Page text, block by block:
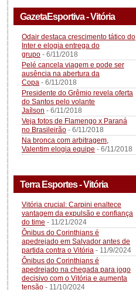
GazetaEsportiva - Vitória
Odair destaca crescimento tático do
Inter e elogia entrega do
grupo - 6/11/2018
Pelé cancela viagem e pode ser
ausência na abertura da
Copa - 6/11/2018
Presidente do Grêmio revela oferta
do Santos pelo volante
Jaílson - 6/11/2018
Veja fotos de Flamengo x Paraná
no Brasileirão - 6/11/2018
Na bronca com arbitragem,
Valentim elogia equipe - 6/11/2018
Terra Esportes - Vitória
Vitória crucial: Carpini enaltece
vantagem da expulsão e confiança
do time - 11/21/2024
Ônibus do Corinthians é
apedrejado em Salvador antes de
partida contra o Vitória - 11/9/2024
Ônibus do Corinthians é
apedrejado na chegada para jogo
decisivo com o Vitória e aumenta
tensão - 11/10/2024